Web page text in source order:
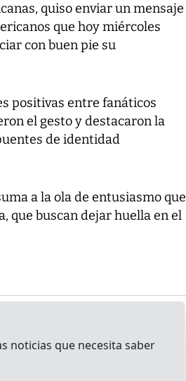
quiso enviar un mensaje
que hoy miércoles
con buen pie su
positivas entre fanáticos
el gesto y destacaron la
de identidad
a la ola de entusiasmo que
que buscan dejar huella en el